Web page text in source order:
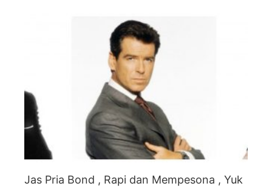
Jas Pria Bond , Rapi dan Mempesona , Yuk